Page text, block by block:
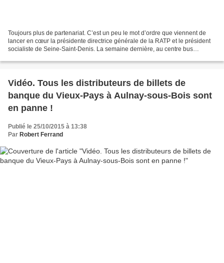
Toujours plus de partenariat. C’est un peu le mot d’ordre que viennent de
lancer en cœur la présidente directrice générale de la RATP et le président
socialiste de Seine-Saint-Denis. La semaine dernière, au centre bus
Vidéo. Tous les distributeurs de billets de
banque du Vieux-Pays à Aulnay-sous-Bois sont
en panne !
Publié le 25/10/2015 à 13:38
Par Robert Ferrand